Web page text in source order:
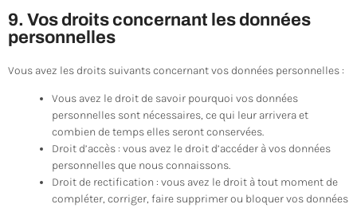
9. Vos droits concernant les données
personnelles
Vous avez les droits suivants concernant vos données personnelles :
Vous avez le droit de savoir pourquoi vos données
personnelles sont nécessaires, ce qui leur arrivera et
combien de temps elles seront conservées.
Droit d’accès : vous avez le droit d’accéder à vos données
personnelles que nous connaissons.
Droit de rectification : vous avez le droit à tout moment de
compléter, corriger, faire supprimer ou bloquer vos données